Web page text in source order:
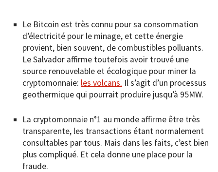
Le Bitcoin est très connu pour sa consommation
d’électricité pour le minage, et cette énergie
provient, bien souvent, de combustibles polluants.
Le Salvador affirme toutefois avoir trouvé une
source renouvelable et écologique pour miner la
cryptomonnaie: les volcans. Il s’agit d’un processus
geothermique qui pourrait produire jusqu’à 95MW.
La cryptomonnaie n°1 au monde affirme être très
transparente, les transactions étant normalement
consultables par tous. Mais dans les faits, c’est bien
plus compliqué. Et cela donne une place pour la
fraude.